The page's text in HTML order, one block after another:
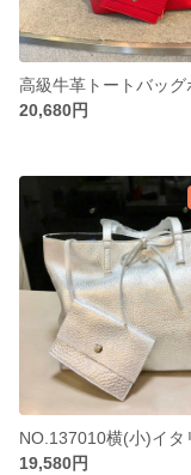
20,680円
19,580円